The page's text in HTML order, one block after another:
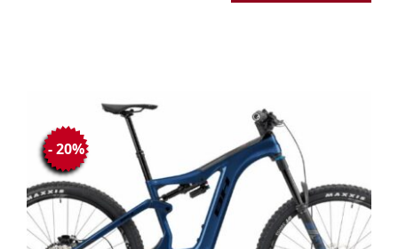
- 20%